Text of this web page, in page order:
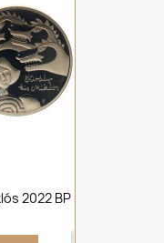
2022 BP